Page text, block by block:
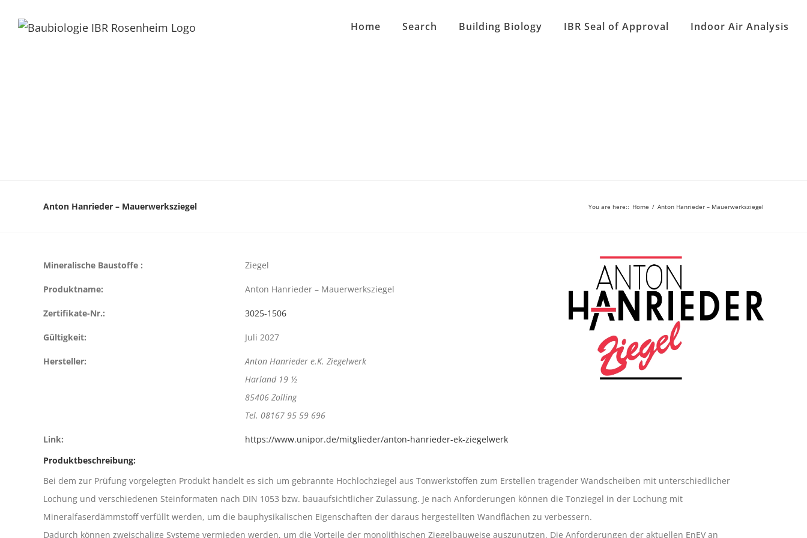
Home Search Building Biology IBR Seal of Approval Indoor Air Analysis
Anton Hanrieder – Mauerwerksziegel You are here:: Home / Anton Hanrieder – Mauerwerksziegel
Mineralische Baustoffe : Ziegel
Produktname: Anton Hanrieder – Mauerwerksziegel
Zertifikate-Nr.: 3025-1506
Gültigkeit: Juli 2027
Hersteller:
Anton Hanrieder e.K. Ziegelwerk
Harland 19 ½
85406 Zolling
Tel. 08167 95 59 696
Link:
https://www.unipor.de/mitglieder/anton-hanrieder-ek-ziegelwerk
Produktbeschreibung:
Bei dem zur Prüfung vorgelegten Produkt handelt es sich um gebrannte Hochlochziegel aus Tonwerkstoffen zum Erstellen tragender Wandscheiben mit unterschiedlicher
Lochung und verschiedenen Steinformaten nach DIN 1053 bzw. bauaufsichtlicher Zulassung. Je nach Anforderungen können die Tonziegel in der Lochung mit
Mineralfaserdämmstoff verfüllt werden, um die bauphysikalischen Eigenschaften der daraus hergestellten Wandflächen zu verbessern.
Dadurch können zweischalige Systeme vermieden werden, um die Vorteile der monolithischen Ziegelbauweise auszunutzen. Die Anforderungen der aktuellen EnEV an